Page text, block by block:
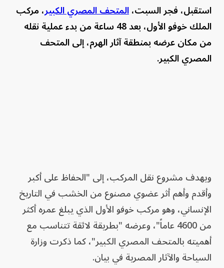
استقبل، فجر السبت،المتحف المصري الكبير، مركب
الملك خوفو الأول، بعد 48 ساعة من بدء عملية نقله
من مكان عرضه بمنطقة آثار الهرم، إلى المتحف
المصري الكبير.
ويهدف مشروع نقل المركب، إلى "الحفاظ على أكبر
وأقدم وأهم أثر عضوي مصنوع من الخشب في التاريخ
الإنساني، وهو مركب خوفو الأول الذي يبلغ عمره أكثر
من 4600 عاماً"، وعرضه "بطريقة لائقة تتناسب مع
أهميته بالمتحف المصري الكبير"، كما ذكرت وزارة
السياحة والآثار المصرية في بيان.